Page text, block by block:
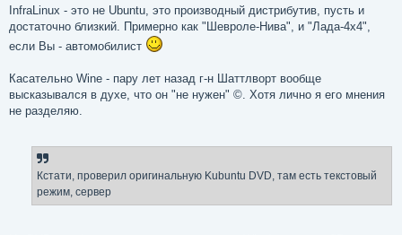
InfraLinux - это не Ubuntu, это производный дистрибутив, пусть и
достаточно близкий. Примерно как "Шевроле-Нива", и "Лада-4x4",
если Вы - автомобилист
Касательно Wine - пару лет назад г-н Шаттлворт вообще
высказывался в духе, что он "не нужен" ©. Хотя лично я его мнения
не разделяю.
Кстати, проверил оригинальную Kubuntu DVD, там есть текстовый
режим, сервер